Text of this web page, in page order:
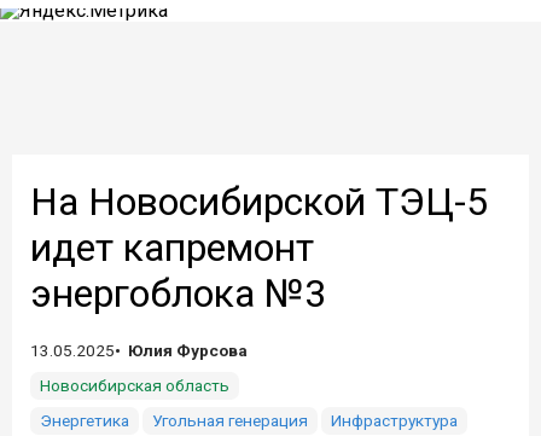
На Новосибирской ТЭЦ-5
идет капремонт
энергоблока №3
13.05.2025
Юлия Фурсова
Новосибирская область
Энергетика
Угольная генерация
Инфраструктура